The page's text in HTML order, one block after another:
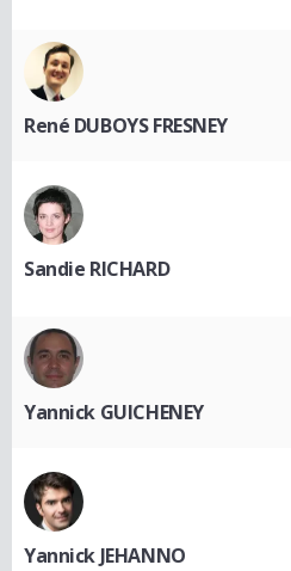
René DUBOYS FRESNEY
Sandie RICHARD
Yannick GUICHENEY
Yannick JEHANNO